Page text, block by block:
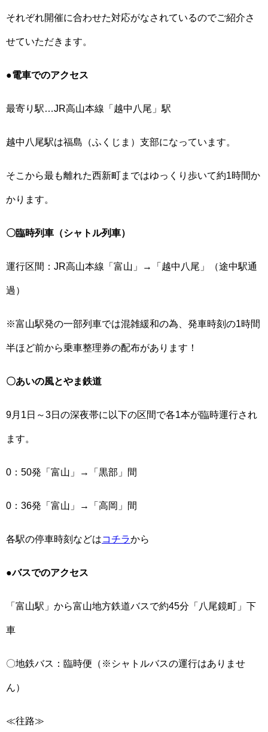
それぞれ開催に合わせた対応がなされているのでご紹介さ
せていただきます。
●電車でのアクセス
最寄り駅…JR高山本線「越中八尾」駅
越中八尾駅は福島（ふくじま）支部になっています。
そこから最も離れた西新町まではゆっくり歩いて約1時間か
かります。
〇臨時列車（シャトル列車）
運行区間：JR高山本線「富山」→「越中八尾」（途中駅通
過）
※富山駅発の一部列車では混雑緩和の為、発車時刻の1時間
半ほど前から乗車整理券の配布があります！
〇あいの風とやま鉄道
9月1日～3日の深夜帯に以下の区間で各1本が臨時運行され
ます。
0：50発「富山」→「黒部」間
0：36発「富山」→「高岡」間
各駅の停車時刻などはコチラから
●バスでのアクセス
「富山駅」から富山地方鉄道バスで約45分「八尾鏡町」下
車
〇地鉄バス：臨時便（※シャトルバスの運行はありませ
ん）
≪往路≫